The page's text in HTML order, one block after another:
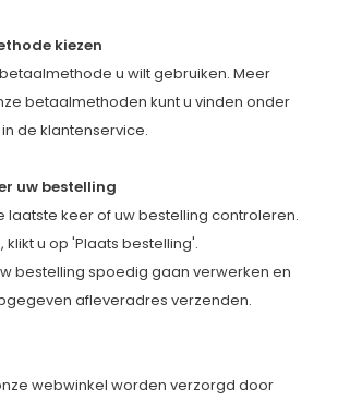
kiezen
u wilt gebruiken. Meer
betaalmethoden kunt u vinden onder
de klantenservice.
uw bestelling
laatste keer of uw bestelling controleren.
klikt u op 'Plaats bestelling'.
bestelling spoedig gaan verwerken en
afleveradres verzenden.
webwinkel worden verzorgd door